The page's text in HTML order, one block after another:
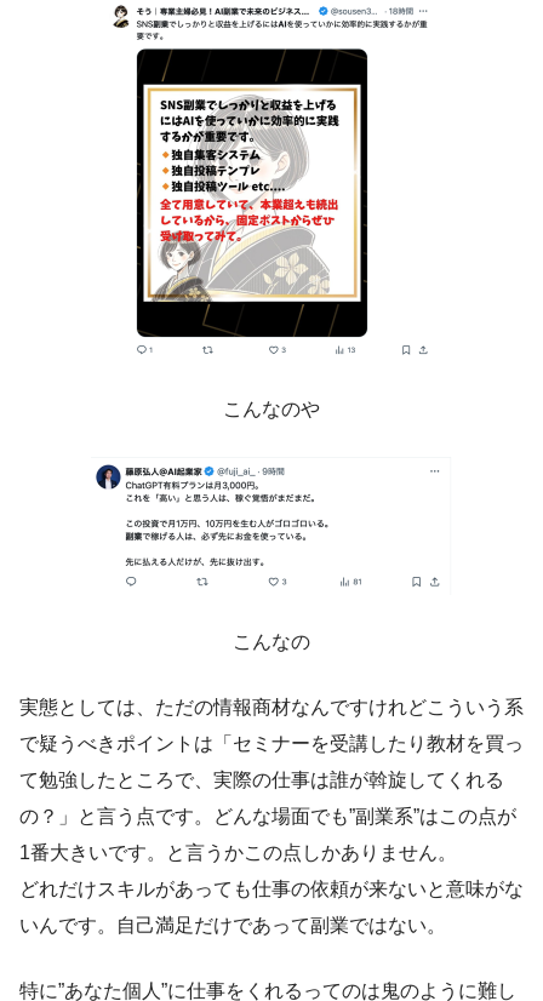
こんなのや
こんなの
実態としては、ただの情報商材なんですけれどこういう系
で疑うべきポイントは「セミナーを受講したり教材を買っ
て勉強したところで、実際の仕事は誰が斡旋してくれる
の？」と言う点です。どんな場面でも”副業系”はこの点が
1番大きいです。と言うかこの点しかありません。
どれだけスキルがあっても仕事の依頼が来ないと意味がな
いんです。自己満足だけであって副業ではない。
特に”あなた個人”に仕事をくれるってのは鬼のように難し